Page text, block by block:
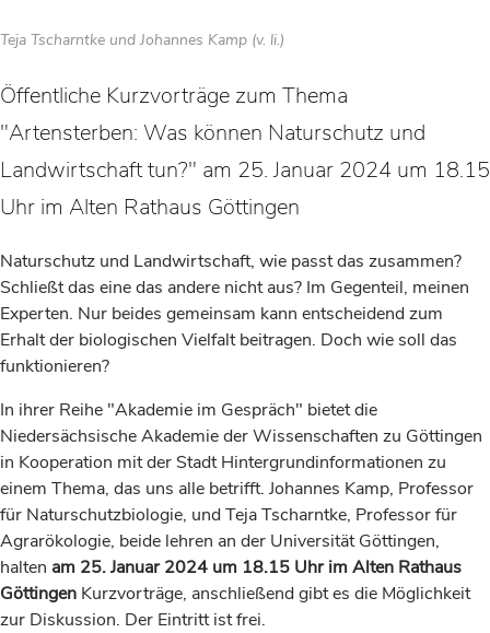
Teja Tscharntke und Johannes Kamp (v. li.)
Öffentliche Kurzvorträge zum Thema
"Artensterben: Was können Naturschutz und
Landwirtschaft tun?" am 25. Januar 2024 um 18.15
Uhr im Alten Rathaus Göttingen
Naturschutz und Landwirtschaft, wie passt das zusammen?
Schließt das eine das andere nicht aus? Im Gegenteil, meinen
Experten. Nur beides gemeinsam kann entscheidend zum
Erhalt der biologischen Vielfalt beitragen. Doch wie soll das
funktionieren?
In ihrer Reihe "Akademie im Gespräch" bietet die
Niedersächsische Akademie der Wissenschaften zu Göttingen
in Kooperation mit der Stadt Hintergrundinformationen zu
einem Thema, das uns alle betrifft. Johannes Kamp, Professor
für Naturschutzbiologie, und Teja Tscharntke, Professor für
Agrarökologie, beide lehren an der Universität Göttingen,
halten am 25. Januar 2024 um 18.15 Uhr im Alten Rathaus
Göttingen Kurzvorträge, anschließend gibt es die Möglichkeit
zur Diskussion. Der Eintritt ist frei.